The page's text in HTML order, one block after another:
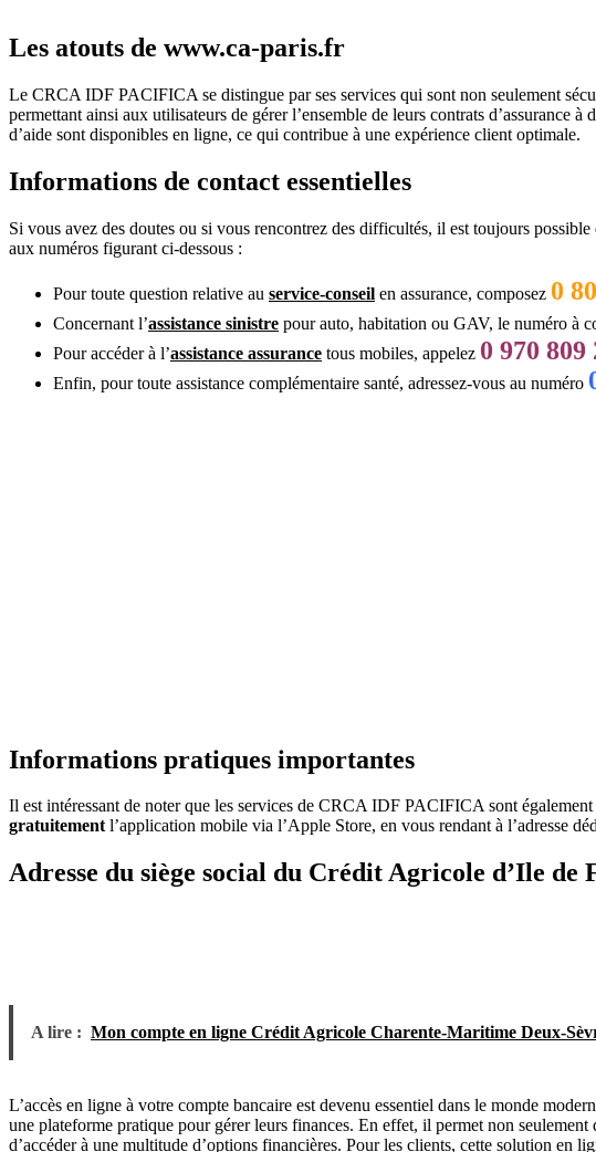
Les atouts de www.ca-paris.fr
Le CRCA IDF PACIFICA se distingue par ses services qui sont non seulement
permettant ainsi aux utilisateurs de gérer l’ensemble de leurs contrats d’assurance
d’aide sont disponibles en ligne, ce qui contribue à une expérience client optimale.
Informations de contact essentielles
Si vous avez des doutes ou si vous rencontrez des difficultés, il est toujours
aux numéros figurant ci-dessous :
Pour toute question relative au service-conseil en assurance, composez 0
Concernant l’assistance sinistre pour auto, habitation ou GAV, le numéro à
Pour accéder à l’assistance assurance tous mobiles, appelez 0 970 809
Enfin, pour toute assistance complémentaire santé, adressez-vous au numéro
Informations pratiques importantes
Il est intéressant de noter que les services de CRCA IDF PACIFICA sont
gratuitementl’application mobile via l’Apple Store, en vous rendant à l’adresse
Adresse du siège social du Crédit Agricole d’Ile de
A lire : Mon compte en ligne Crédit Agricole Charente-Maritime Deux-
L’accès en ligne à votre compte bancaire est devenu essentiel dans le monde
une plateforme pratique pour gérer leurs finances. En effet, il permet non
d’accéder à une multitude d’options financières. Pour les clients, cette solution en